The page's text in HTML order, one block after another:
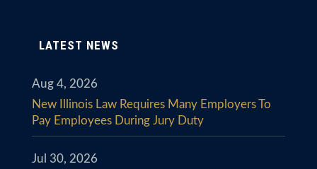
LATEST NEWS
New Illinois Law Requires Many Employers To
Pay Employees During Jury Duty
Aug 4, 2026
Jul 30, 2026